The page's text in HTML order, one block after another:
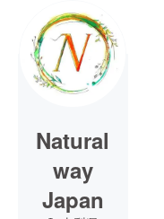
Natural
way
Japan